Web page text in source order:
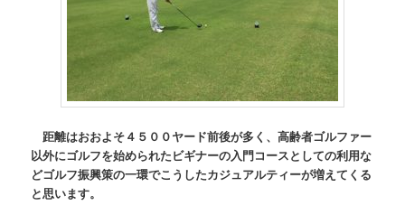
距離はおおよそ４５００ヤード前後が多く、高齢者ゴルファー
以外にゴルフを始められたビギナーの入門コースとしての利用な
どゴルフ振興策の一環でこうしたカジュアルティーが増えてくる
と思います。